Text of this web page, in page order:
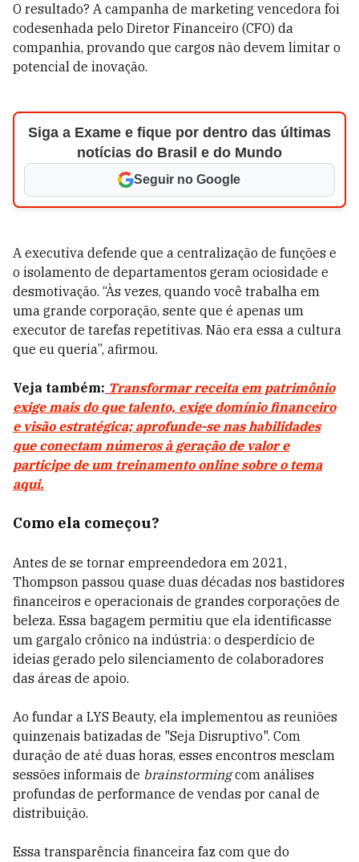
O resultado? A campanha de marketing vencedora foi
codesenhada pelo Diretor Financeiro (CFO) da
companhia, provando que cargos não devem limitar o
potencial de inovação.
Siga a Exame e fique por dentro das últimas
notícias do Brasil e do Mundo
Seguir no Google
A executiva defende que a centralização de funções e
o isolamento de departamentos geram ociosidade e
desmotivação. “Às vezes, quando você trabalha em
uma grande corporação, sente que é apenas um
executor de tarefas repetitivas. Não era essa a cultura
que eu queria”, afirmou.
Veja também: Transformar receita em patrimônio
exige mais do que talento, exige domínio financeiro
e visão estratégica; aprofunde-se nas habilidades
que conectam números à geração de valor e
participe de um treinamento online sobre o tema
aqui.
Como ela começou?
Antes de se tornar empreendedora em 2021,
Thompson passou quase duas décadas nos bastidores
financeiros e operacionais de grandes corporações de
beleza. Essa bagagem permitiu que ela identificasse
um gargalo crônico na indústria: o desperdício de
ideias gerado pelo silenciamento de colaboradores
das áreas de apoio.
Ao fundar a LYS Beauty, ela implementou as reuniões
quinzenais batizadas de "Seja Disruptivo". Com
duração de até duas horas, esses encontros mesclam
sessões informais de brainstormingcom análises
profundas de performance de vendas por canal de
distribuição.
Essa transparência financeira faz com que do